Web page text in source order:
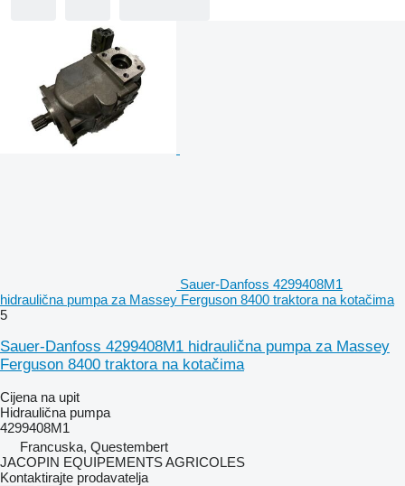
Sauer-Danfoss 4299408M1
hidraulična pumpa za Massey Ferguson 8400 traktora na kotačima
5
Sauer-Danfoss 4299408M1 hidraulična pumpa za Massey
Ferguson 8400 traktora na kotačima
Cijena na upit
Hidraulična pumpa
4299408M1
Francuska, Questembert
JACOPIN EQUIPEMENTS AGRICOLES
Kontaktirajte prodavatelja